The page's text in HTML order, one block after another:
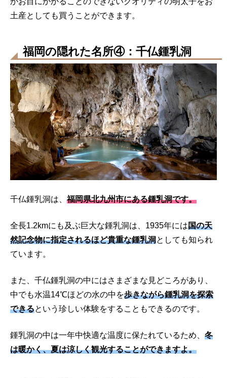
土産としても買うことができます。
福岡の隠れた名所④：千仏鍾乳洞
千仏鍾乳洞は、福岡県北九州市にある鍾乳洞です。
全長1.2kmにも及ぶ巨大な鍾乳洞は、1935年には国の天
然記念物に指定されるほど貴重な鍾乳洞としても知られ
ています。
また、千仏鍾乳洞の中にはさまざまな見どころがあり、
中でも水温14℃ほどの水の中を歩きながら鍾乳洞を探索
できるという珍しい体験をすることもできるのです。
鍾乳洞の中は一年中快適な温度に保たれているため、 冬
は暖かく、夏は涼しく観光することができますよ。